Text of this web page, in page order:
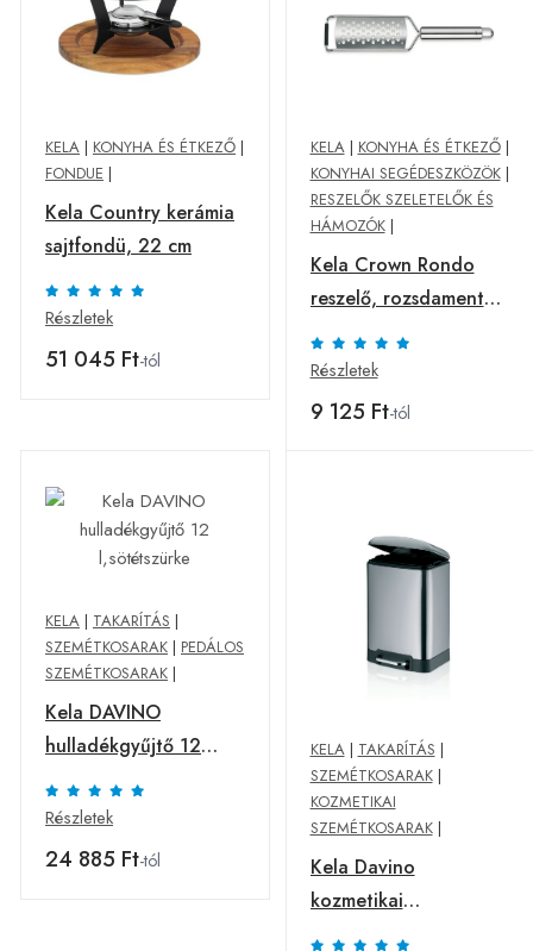
KELA | KONYHA ÉS ÉTKEZŐ |
FONDUE |
Kela Country kerámia
sajtfondü, 22 cm
Részletek
51 045 Ft-tól
KELA| KONYHA ÉS ÉTKEZŐ|
KONYHAI SEGÉDESZKÖZÖK|
RESZELŐK SZELETELŐK ÉS
HÁMOZÓK|
Kela Crown Rondo
reszelő, rozsdamentes
acél
Részletek
9 125 Ft-tól
KELA | TAKARÍTÁS |
SZEMÉTKOSARAK | PEDÁLOS
SZEMÉTKOSARAK |
Kela DAVINO
hulladékgyűjtő 12
l,sötétszürke
Részletek
24 885 Ft-tól
KELA| TAKARÍTÁS |
SZEMÉTKOSARAK|
KOZMETIKAI
SZEMÉTKOSARAK|
Kela Davino
kozmetikai
hulladékkosár, 6 l